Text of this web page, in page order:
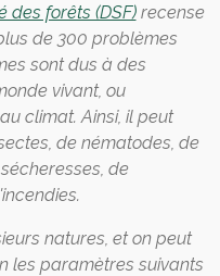
forêts (DSF)recense
de 300 problèmes
sont dus à des
vivant, ou
climat. Ainsi, il peut
de nématodes, de
de
natures, et on peut
les paramètres suivants